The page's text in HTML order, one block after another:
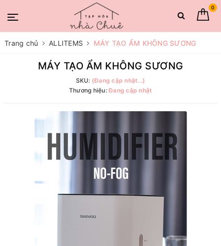
0
Trang chủ ALLITEMS MÁY TẠO ẨM KHÔNG SƯƠNG
MÁY TẠO ẨM KHÔNG SƯƠNG
SKU: (Đang cập nhật...)
Thương hiệu:Đang cập nhật